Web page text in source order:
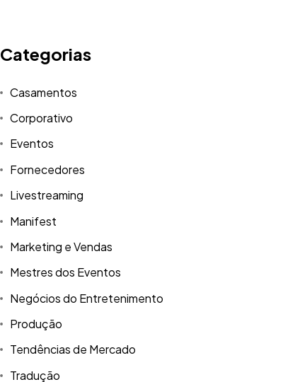
Categorias
Casamentos
Corporativo
Eventos
Fornecedores
Livestreaming
Manifest
Marketing e Vendas
Mestres dos Eventos
Negócios do Entretenimento
Produção
Tendências de Mercado
Tradução